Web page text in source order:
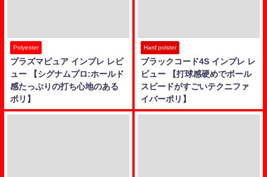
Polyester
プラズマピュア インプレ レビ
ュー 【シグナムプロ:ホールド
感たっぷりの打ち心地のある
ポリ】
Hard polster
ブラックコード4S インプレ レ
ビュー 【打球感硬めでボール
スピードがすごいテクニファ
イバーポリ】